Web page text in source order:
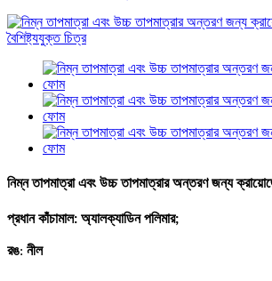
নিম্ন তাপমাত্রা এবং উচ্চ তাপমাত্রার অন্তরণ জন্য
প্রধান কাঁচামাল: অ্যালক্যাডিন পলিমার;
রঙ: নীল